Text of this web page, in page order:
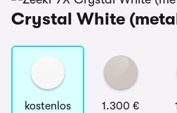
Crystal White
kostenlos 1.300 €